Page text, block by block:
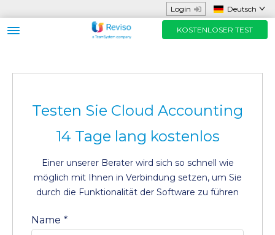
Login Deutsch
KOSTENLOSER TEST
Hilfreiche Ressourcen
Kontaktieren Sie uns
Testen Sie Cloud Accounting
14 Tage lang kostenlos
Einer unserer Berater wird sich so schnell wie
möglich mit Ihnen in Verbindung setzen, um Sie
durch die Funktionalität der Software zu führen
Name *